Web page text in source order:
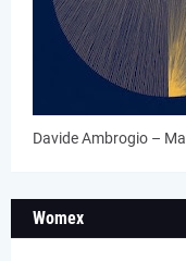
Davide Ambrogio –
Womex